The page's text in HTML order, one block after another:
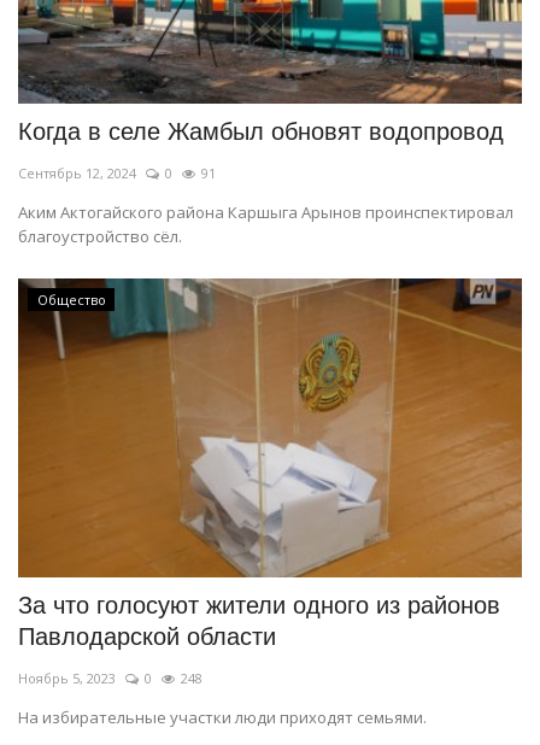
Когда в селе Жамбыл обновят водопровод
Сентябрь 12, 2024 0 91
Аким Актогайского района Каршыга Арынов проинспектировал
благоустройство сёл.
Общество
За что голосуют жители одного из районов
Павлодарской области
Ноябрь 5, 2023 0 248
На избирательные участки люди приходят семьями.